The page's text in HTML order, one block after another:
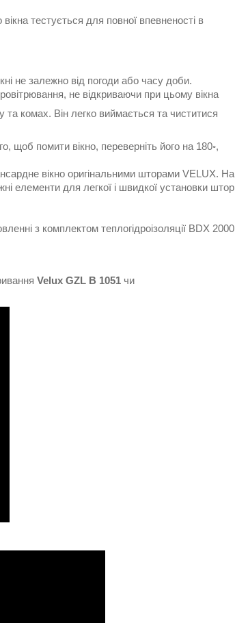
тестується для повної впевненості в
не залежно від погоди або часу доби.
не відкриваючи при цьому вікна
комах. Він легко виймається та чиститися
щоб помити вікно, переверніть його на 180◦,
вікно оригінальними шторами VELUX. На
елементи для легкої і швидкої установки штор
з комплектом теплогідроізоляції BDX 2000
Velux GZL В 1051 чи